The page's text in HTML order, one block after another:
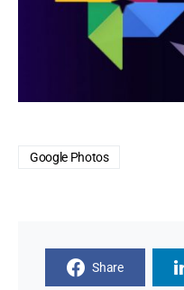
Google Photos
Share